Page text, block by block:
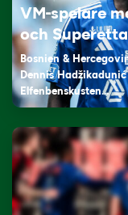
VM-spelare
och
Bosnien &
Dennis
Elfenbenskusten…